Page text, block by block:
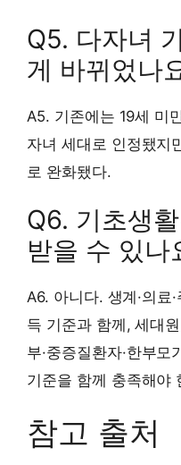
Q5. 다자녀
게 바뀌었나
A5. 기존에는 19세 미
자녀 세대로 인정됐지
로 완화됐다.
Q6. 기초생
받을 수 있나
A6. 아니다. 생계·의료
득 기준과 함께, 세대
부·중증질환자·한부모
기준을 함께 충족해야
참고 출처